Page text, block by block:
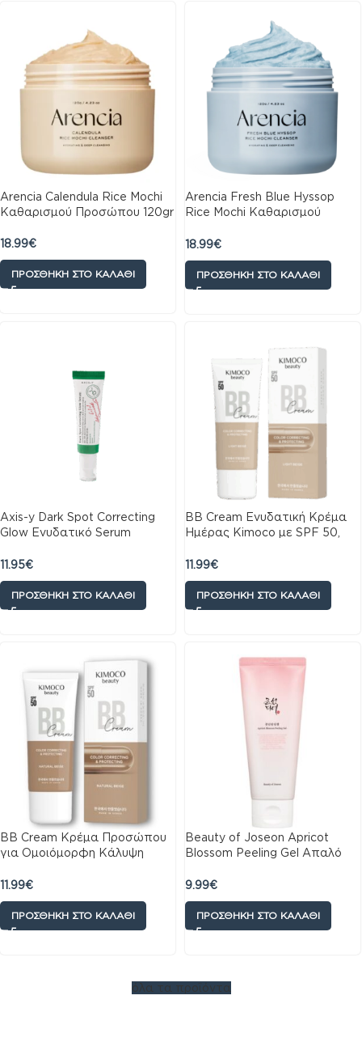
Arencia Calendula Rice Mochi
Καθαρισμού Προσώπου 120gr
18.99€
ΠΡΟΣΘΉΚΗ ΣΤΟ ΚΑΛΆΘΙ
Arencia Fresh Blue Hyssop
Rice Mochi Καθαρισμού
Επιδερμίδες 120gr
18.99€
ΠΡΟΣΘΉΚΗ ΣΤΟ ΚΑΛΆΘΙ
Axis-y Dark Spot Correcting
Glow Ενυδατικό Serum
για Λάμψη & Πανάδες 50ml
11.95€
ΠΡΟΣΘΉΚΗ ΣΤΟ ΚΑΛΆΘΙ
BB Cream Ενυδατική Κρέμα
Ημέρας Kimoco με SPF 50,
11.99€
ΠΡΟΣΘΉΚΗ ΣΤΟ ΚΑΛΆΘΙ
BB Cream Κρέμα Προσώπου
για Ομοιόμορφη Κάλυψη
Beige, 40gr
11.99€
ΠΡΟΣΘΉΚΗ ΣΤΟ ΚΑΛΆΘΙ
Beauty of Joseon Apricot
Blossom Peeling Gel Απαλό
Προσώπου με Βερίκοκο,
100ml
9.99€
ΠΡΟΣΘΉΚΗ ΣΤΟ ΚΑΛΆΘΙ
όλα τα προϊόντα